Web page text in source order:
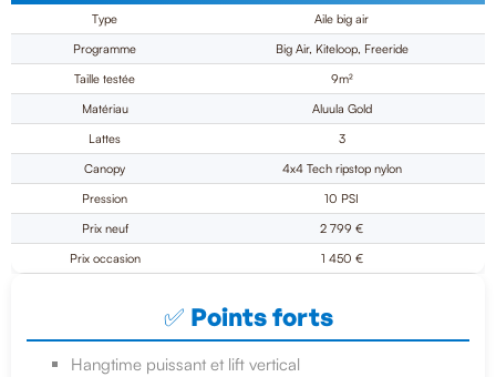
Type
Aile big air
Programme
Big Air, Kiteloop, Freeride
Taille testée
9m²
Matériau
Aluula Gold
Lattes
3
Canopy
4x4 Tech ripstop nylon
Pression
10 PSI
Prix neuf
2 799 €
Prix occasion
1 450 €
✅ Points forts
Hangtime puissant et lift vertical